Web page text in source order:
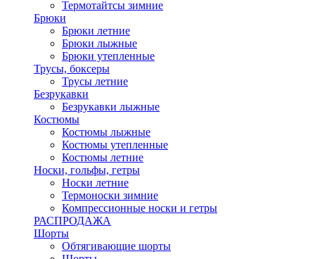
Термотайтсы зимние
Брюки
Брюки летние
Брюки лыжные
Брюки утепленные
Трусы, боксеры
Трусы летние
Безрукавки
Безрукавки лыжные
Костюмы
Костюмы лыжные
Костюмы утепленные
Костюмы летние
Носки, гольфы, гетры
Носки летние
Термоноски зимние
Компрессионные носки и гетры
РАСПРОДАЖА
Шорты
Обтягивающие шорты